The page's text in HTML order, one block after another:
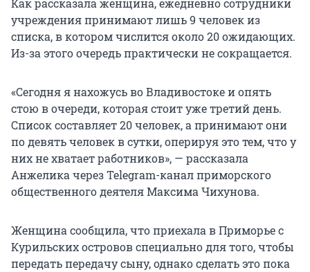
Как рассказала женщина, ежедневно сотрудники
учреждения принимают лишь 9 человек из
списка, в котором числится около 20 ожидающих.
Из-за этого очередь практически не сокращается.
«Сегодня я нахожусь во Владивостоке и опять
стою в очереди, которая стоит уже третий день.
Список составляет 20 человек, а принимают они
по девять человек в сутки, оперируя это тем, что у
них не хватает работников», — рассказала
Анжелика через Telegram-канал приморского
общественного деятеля Максима Чихунова.
Женщина сообщила, что приехала в Приморье с
Курильских островов специально для того, чтобы
передать передачу сыну, однако сделать это пока